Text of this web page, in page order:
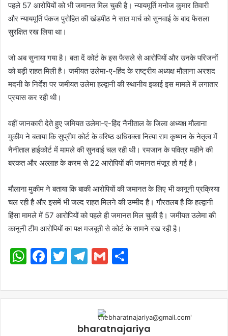
पहले 57 आरोपियों को भी जमानत मिल चुकी है। न्यायमूर्ति मनोज कुमार तिवारी
और न्यायमूर्ति पंकज पुरोहित की खंडपीठ ने सात मार्च को सुनवाई के बाद फैसला
सुरक्षित रख लिया था।
जो अब सुनाया गया है। बता दें कोर्ट के इस फैसले से आरोपियों और उनके परिजनों
को बड़ी राहत मिली है। जमीयत उलेमा-ए-हिंद के राष्ट्रीय अध्यक्ष मौलाना अरशद
मदनी के निर्देश पर जमीयत उलेमा हल्द्वानी की स्थानीय इकाई इस मामले में लगातार
प्रयास कर रही थी।
वहीं जानकारी देते हुए जमियत उलेमा-ए-हिंद नैनीताल के जिला अध्यक्ष मौलाना
मुकीम ने बताया कि सुप्रीम कोर्ट के वरिष्ठ अधिवक्ता नित्या राम कृष्णन के नेतृत्व में
नैनीताल हाईकोर्ट में मामले की सुनवाई चल रही थी। रमजान के पवित्र महीने की
बरकत और अल्लाह के करम से 22 आरोपियों की जमानत मंजूर हो गई है।
मौलाना मुकीम ने बताया कि बाकी आरोपियों की जमानत के लिए भी कानूनी प्रक्रिया
चल रही है और इसमें भी जल्द राहत मिलने की उम्मीद है। गौरतलब है कि हल्द्वानी
हिंसा मामले में 57 आरोपियों को पहले ही जमानत मिल चुकी है। जमीयत उलेमा की
कानूनी टीम आरोपियों का पक्ष मजबूती से कोर्ट के सामने रख रही है।
WhatsApp
Facebook
Twitter
Telegram
Gmail
bharatnajariya